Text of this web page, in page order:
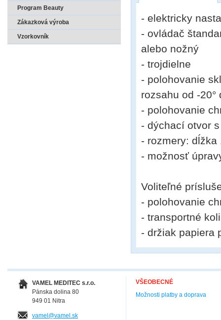
- elektricky
- ovládač
alebo nožný
- trojdielne
- polohovanie
rozsahu od -20°
- polohovanie
- dýchací otvor
- rozmery:
- možnosť
Voliteľné
- polohovanie
- transportné
- držiak papiera
Program Beauty
Zákazková výroba
Vzorkovník
VAMEL MEDITEC s.r.o.
Pánska dolina 80
949 01 Nitra
vamel@vamel.sk
VŠEOBECNÉ
Možnosti platby a doprava